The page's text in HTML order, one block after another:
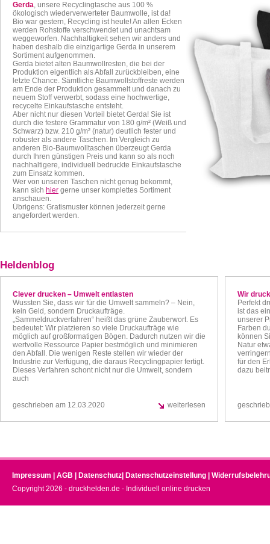
Gerda, unsere Recyclingtasche aus 100 %
ökologisch wiederverwerteter Baumwolle, ist da!
Bio war gestern, Recycling ist heute! An allen Ecken
werden Rohstoffe verschwendet und unachtsam
weggeworfen. Nachhaltigkeit sehen wir anders und
haben deshalb die einzigartige Gerda in unserem
Sortiment aufgenommen.
Gerda bietet alten Baumwollresten, die bei der
Produktion eigentlich als Abfall zurückbleiben, eine
letzte Chance. Sämtliche Baumwollstoffreste werden
am Ende der Produktion gesammelt und danach zu
neuem Stoff verwerbt, sodass eine hochwertige,
recycelte Einkaufstasche entsteht.
Aber nicht nur diesen Vorteil bietet Gerda! Sie ist
durch die festere Grammatur von 180 g/m² (Weiß und
Schwarz) bzw. 210 g/m² (natur) deutlich fester und
robuster als andere Taschen. Im Vergleich zu
anderen Bio-Baumwolltaschen überzeugt Gerda
durch Ihren günstigen Preis und kann so als noch
nachhaltigere, individuell bedruckte Einkaufstasche
zum Einsatz kommen.
Wer von unseren Taschen nicht genug bekommt,
kann sich hier gerne unser komplettes Sortiment
anschauen.
Übrigens: Gratismuster können jederzeit gerne
angefordert werden.
Heldenblog
Clever drucken – Umwelt entlasten
Wussten Sie, dass wir für die Umwelt sammeln? – Nein,
kein Geld, sondern Druckaufträge.
„Sammeldruckverfahren“ heißt das grüne Zauberwort. Es
bedeutet: Wir platzieren so viele Druckaufträge wie
möglich auf großformatigen Bögen. Dadurch nutzen wir die
wertvolle Ressource Papier bestmöglich und minimieren
den Abfall. Die wenigen Reste stellen wir wieder der
Industrie zur Verfügung, die daraus Recyclingpapier fertigt.
Dieses Verfahren schont nicht nur die Umwelt, sondern
auch
geschrieben am 12.03.2020 weiterlesen
Wir
Perfekt
ist das
unserer
Farben
können
Natur
für den
dazu
Impressum AGB Datenschutz Datenschutzeinstellung
Copyright 2026 - druckhelden.de - Individuell online drucken